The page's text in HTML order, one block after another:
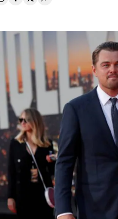
Compartir en Whatsapp
Compartir en Facebook
Compartir en Twitter
Desplegar Redes